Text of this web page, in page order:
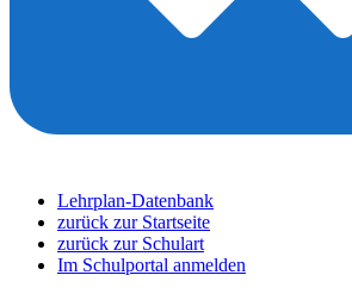
Lehrplan-Datenbank
zurück zur Startseite
zurück zur Schulart
Im Schulportal anmelden